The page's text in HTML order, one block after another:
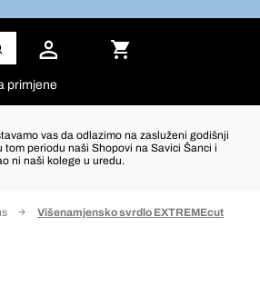
primjene
vas da odlazimo na zasluženi godišnji
tom periodu naši Shopovi na Savici Šanci i
ni naši kolege u uredu.
Višenamjensko svrdlo EXTREMEcut